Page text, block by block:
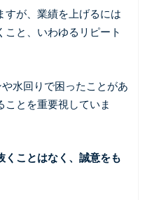
すが、業績を上げるには
こと、いわゆるリピート
水回りで困ったことがあ
とを重要視していま
くことはなく、誠意をも